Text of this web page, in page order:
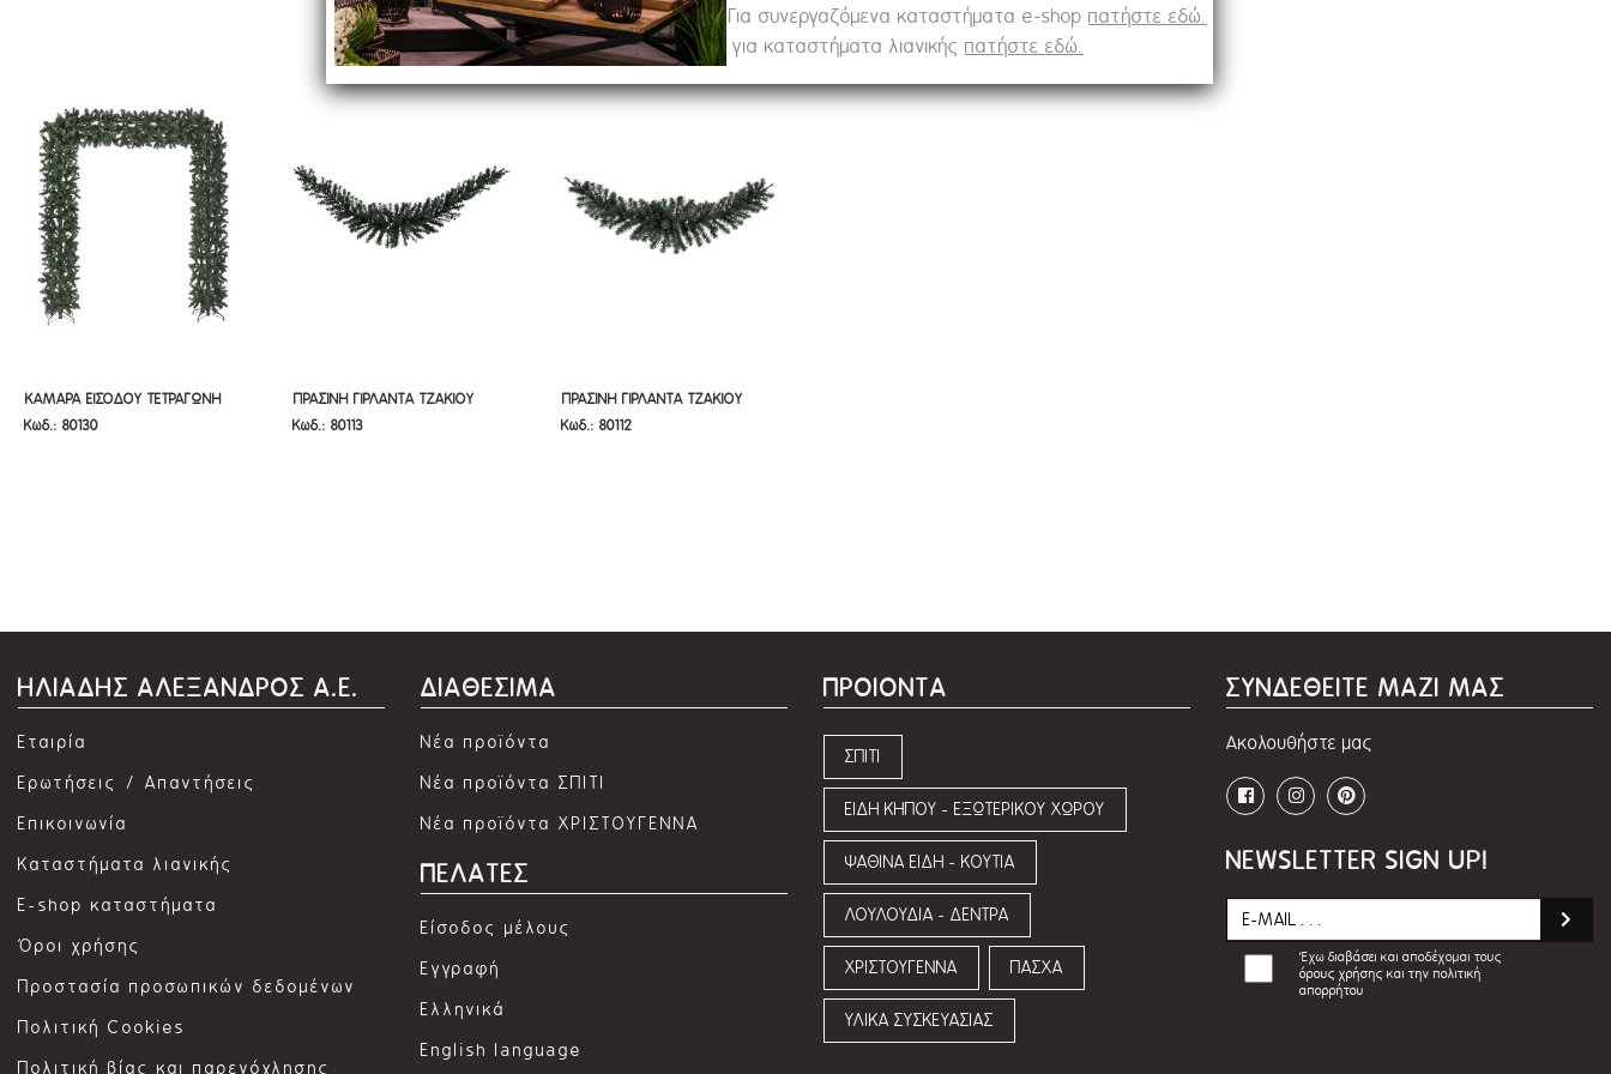
ΚΑΜΑΡΑ ΕΙΣΟΔΟΥ ΤΕΤΡΑΓΩΝΗ
ΠΡΑΣΙΝΗ 210Χ240ΕΚ
ΚΑΜΑΡΑ ΕΙΣΟΔΟΥ ΤΕΤΡΑΓΩΝΗ
ΠΡΑΣΙΝΗ 210Χ240ΕΚ
Κωδ.: 80130
ΠΡΑΣΙΝΗ ΓΙΡΛΑΝΤΑ ΤΖΑΚΙΟΥ 180ΕΚ
ΠΡΑΣΙΝΗ ΓΙΡΛΑΝΤΑ ΤΖΑΚΙΟΥ
180ΕΚ
Κωδ.: 80113
ΠΡΑΣΙΝΗ ΓΙΡΛΑΝΤΑ ΤΖΑΚΙΟΥ 120ΕΚ
ΠΡΑΣΙΝΗ ΓΙΡΛΑΝΤΑ ΤΖΑΚΙΟΥ
120ΕΚ
Κωδ.: 80112
ΗΛΙΑΔΗΣ ΑΛΕΞΑΝΔΡΟΣ Α.Ε.
Εταιρία
Ερωτήσεις / Απαντήσεις
Επικοινωνία
Καταστήματα λιανικής
E-shop καταστήματα
Όροι χρήσης
Προστασία προσωπικών δεδομένων
Πολιτική Cookies
Πολιτική βίας και παρενόχλησης
ΔΙΑΘΕΣΙΜΑ
Νέα προϊόντα
Νέα προϊόντα ΣΠΙΤΙ
Νέα προϊόντα ΧΡΙΣΤΟΥΓΕΝΝΑ
ΠΕΛΑΤΕΣ
Είσοδος μέλους
Εγγραφή
Ελληνικά
English language
ΠΡΟΙΟΝΤΑ
ΣΠΙΤΙ
ΕΙΔΗ ΚΗΠΟΥ - ΕΞΩΤΕΡΙΚΟΥ ΧΩΡΟΥ
ΨΑΘΙΝΑ ΕΙΔΗ - ΚΟΥΤΙΑ
ΛΟΥΛΟΥΔΙΑ - ΔΕΝΤΡΑ
ΧΡΙΣΤΟΥΓΕΝΝΑ ΠΑΣΧΑ
ΥΛΙΚΑ ΣΥΣΚΕΥΑΣΙΑΣ
ΣΥΝΔΕΘΕΙΤΕ ΜΑΖΙ ΜΑΣ
Ακολουθήστε μας
NEWSLETTER SIGN UP!
Έχω διαβάσει και αποδέχομαι τους
όρους χρήσης και την πολιτική
απορρήτου
Για συνεργαζόμενα καταστήματα e-shop πατήστε εδώ.
για καταστήματα λιανικής πατήστε εδώ.